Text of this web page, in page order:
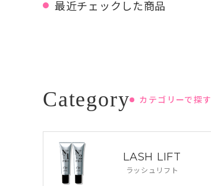
最近チェックした商品
カテゴリーで探す
LASH LIFT
ラッシュリフト